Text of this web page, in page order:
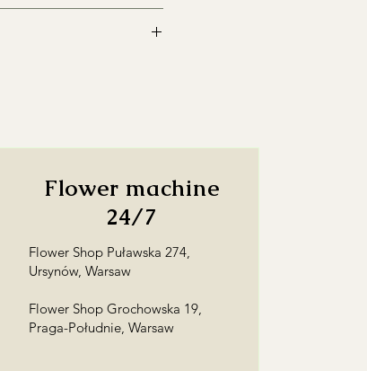
na świeżą, zwłaszcza
jej poziom.
przeciągów,
dojrzewających
kwiaty i liście, aby
i przedłużyć świeżość
(24/7) możliwa po
z pracowni na
osobisty
178 pn-czw 10:00-
ndz 10:00-22:00)
Flower machine
24/7
Flower Shop Puławska 274,
Ursynów, Warsaw
Flower Shop Grochowska 19,
Praga-Południe, Warsaw